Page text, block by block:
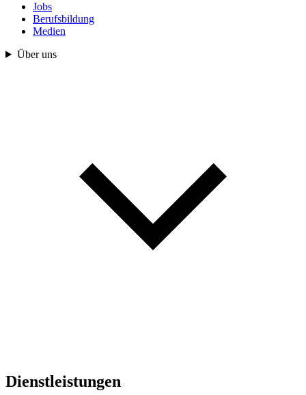
Jobs
Berufsbildung
Medien
Über uns
Dienstleistungen